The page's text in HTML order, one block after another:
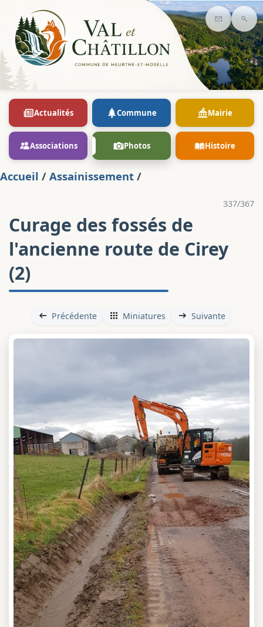
Contact
Actualités Commune Mairie
Associations Photos Histoire
Accueil / Assainissement /
337/367
Curage des fossés de
l'ancienne route de Cirey
(2)
Précédente Miniatures Suivante